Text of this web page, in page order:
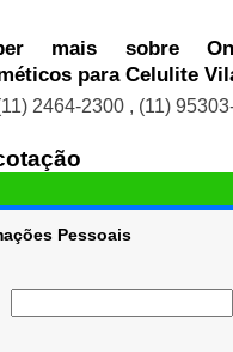
mais sobre
para Celulite
2464-2300 , (11)
Pessoais